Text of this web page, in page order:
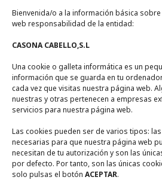
Bienvenida/o a la información básica
web responsabilidad de la entidad:
CASONA CABELLO,S.L
Una cookie o galleta informática es un
información que se guarda en tu
cada vez que visitas nuestra página web.
nuestras y otras pertenecen a empresas
servicios para nuestra página web.
Las cookies pueden ser de varios tipos:
necesarias para que nuestra página web
necesitan de tu autorización y son las
por defecto. Por tanto, son las únicas
solo pulsas el botón ACEPTAR.
La Casa
Zona de Piscina
Zonas Comunes
Entorno
Contacto
Calle Encina Nº 10, (13249)